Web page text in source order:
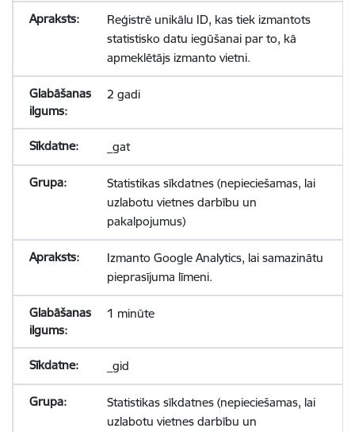
Reģistrē unikālu ID, kas tiek izmantots
statistisko datu iegūšanai par to, kā
apmeklētājs izmanto vietni.
2 gadi
_gat
Statistikas sīkdatnes (nepieciešamas, lai
uzlabotu vietnes darbību un
pakalpojumus)
Izmanto Google Analytics, lai samazinātu
pieprasījuma līmeni.
1 minūte
_gid
Statistikas sīkdatnes (nepieciešamas, lai
uzlabotu vietnes darbību un